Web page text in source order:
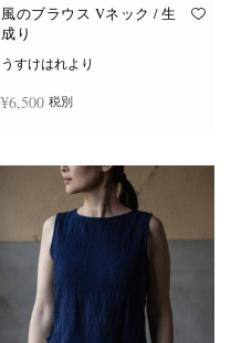
オ
ジ
か
ら
選
風のブラウス Vネック / 生
成り
うすけはれより
¥6,500 税別